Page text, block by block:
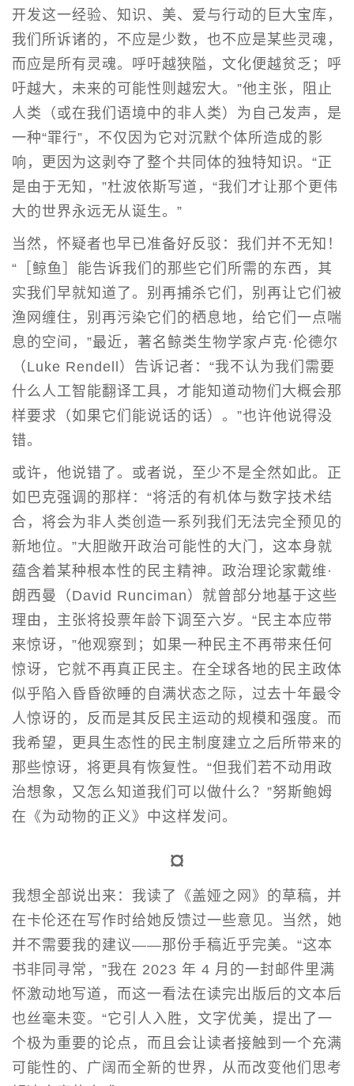
开发这一经验、知识、美、爱与行动的巨大宝库，
我们所诉诸的，不应是少数，也不应是某些灵魂，
而应是所有灵魂。呼吁越狭隘，文化便越贫乏；呼
吁越大，未来的可能性则越宏大。”他主张，阻止
人类（或在我们语境中的非人类）为自己发声，是
一种“罪行”，不仅因为它对沉默个体所造成的影
响，更因为这剥夺了整个共同体的独特知识。“正
是由于无知，”杜波依斯写道，“我们才让那个更伟
大的世界永远无从诞生。”
当然，怀疑者也早已准备好反驳：我们并不无知！
“［鲸鱼］能告诉我们的那些它们所需的东西，其
实我们早就知道了。别再捕杀它们，别再让它们被
渔网缠住，别再污染它们的栖息地，给它们一点喘
息的空间，”最近，著名鲸类生物学家卢克·伦德尔
（Luke Rendell）告诉记者：“我不认为我们需要
什么人工智能翻译工具，才能知道动物们大概会那
样要求（如果它们能说话的话）。”也许他说得没
错。
或许，他说错了。或者说，至少不是全然如此。正
如巴克强调的那样：“将活的有机体与数字技术结
合，将会为非人类创造一系列我们无法完全预见的
新地位。”大胆敞开政治可能性的大门，这本身就
蕴含着某种根本性的民主精神。政治理论家戴维·
朗西曼（David Runciman）就曾部分地基于这些
理由，主张将投票年龄下调至六岁。“民主本应带
来惊讶，”他观察到；如果一种民主不再带来任何
惊讶，它就不再真正民主。在全球各地的民主政体
似乎陷入昏昏欲睡的自满状态之际，过去十年最令
人惊讶的，反而是其反民主运动的规模和强度。而
我希望，更具生态性的民主制度建立之后所带来的
那些惊讶，将更具有恢复性。“但我们若不动用政
治想象，又怎么知道我们可以做什么？”努斯鲍姆
在《为动物的正义》中这样发问。
¤
我想全部说出来：我读了《盖娅之网》的草稿，并
在卡伦还在写作时给她反馈过一些意见。当然，她
并不需要我的建议——那份手稿近乎完美。“这本
书非同寻常，”我在 2023 年 4 月的一封邮件里满
怀激动地写道，而这一看法在读完出版后的文本后
也丝毫未变。“它引人入胜，文字优美，提出了一
个极为重要的论点，而且会让读者接触到一个充满
可能性的、广阔而全新的世界，从而改变他们思考